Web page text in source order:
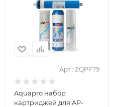
Арт.: ZQPF79
Aquapro набор
картриджей для AP-